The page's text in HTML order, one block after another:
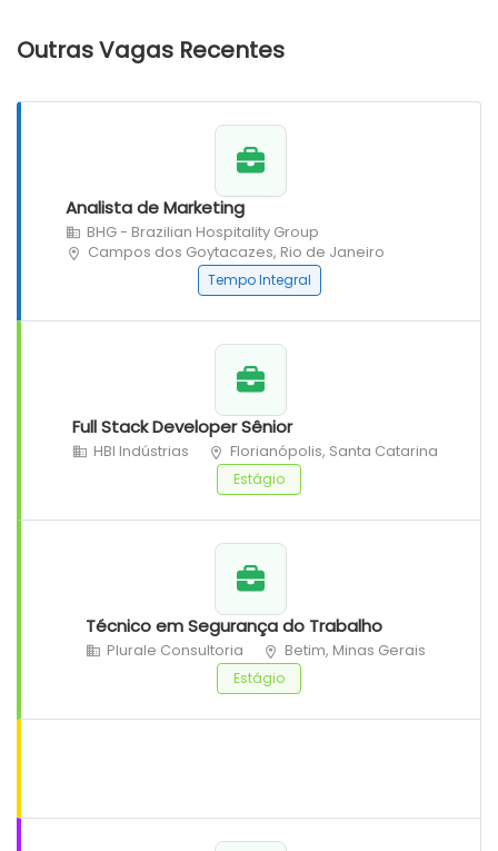
Outras Vagas Recentes
Analista de Marketing
BHG - Brazilian Hospitality Group
Campos dos Goytacazes, Rio de Janeiro
Tempo Integral
Full Stack Developer Sênior
HBI Indústrias Florianópolis, Santa Catarina
Estágio
Técnico em Segurança do Trabalho
Plurale Consultoria Betim, Minas Gerais
Estágio